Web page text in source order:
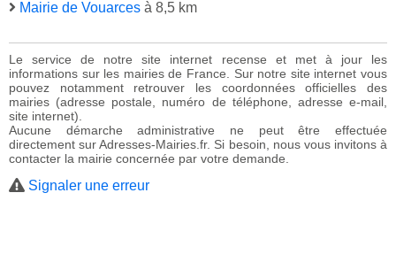
Mairie de Vouarces à 8,5 km
Le service de notre site internet recense et met à jour les
informations sur les mairies de France. Sur notre site internet vous
pouvez notamment retrouver les coordonnées officielles des
mairies (adresse postale, numéro de téléphone, adresse e-mail,
site internet).
Aucune démarche administrative ne peut être effectuée
directement sur Adresses-Mairies.fr. Si besoin, nous vous invitons à
contacter la mairie concernée par votre demande.
Signaler une erreur